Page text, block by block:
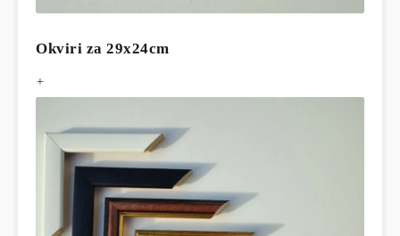
Okviri za 29x24cm
+